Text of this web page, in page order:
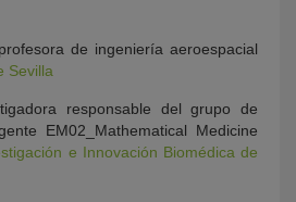
de ingeniería aeroespacial
Sevilla
responsable del grupo de
EM02_Mathematical Medicine
e Innovación Biomédica de